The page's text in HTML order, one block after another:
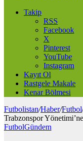
Takip
RSS
Facebook
X
Pinterest
YouTube
Instagram
Kayıt Ol
Rastgele Makale
Kenar Bölmesi
Futbolistan/Haber/Futbol
Trabzonspor
FutbolGündem